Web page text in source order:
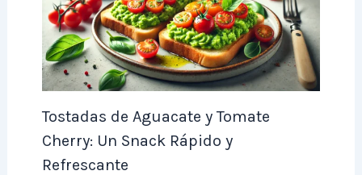
Tostadas de Aguacate y Tomate
Cherry: Un Snack Rápido y
Refrescante